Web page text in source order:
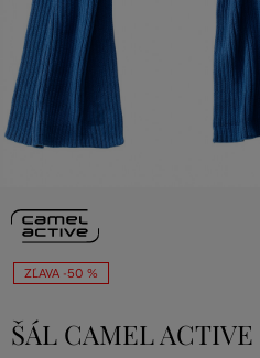
ZĽAVA -50 %
ŠÁL CAMEL ACTIVE